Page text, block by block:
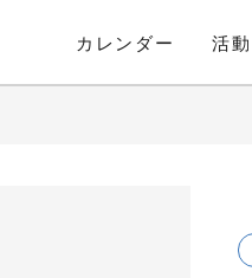
カレンダー 活動